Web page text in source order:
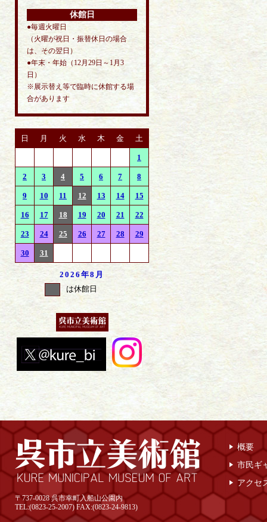
休館日
●毎週火曜日
（火曜が祝日・振替休日の場合
は、その翌日）
●年末・年始（12月29日～1月3
日）
※展示替え等で臨時に休館する場
合があります
日 月 火 水 木 金 土
1
2 3 4 5 6 7 8
9 10 11 12 13 14 15
16 17 18 19 20 21 22
23 24 25 26 27 28 29
30 31
2026年8月
は休館日
〒737-0028 呉市幸町入船山公園内
TEL:(0823-25-2007) FAX:(0823-24-9813)
概要
市民ギ
アクセ